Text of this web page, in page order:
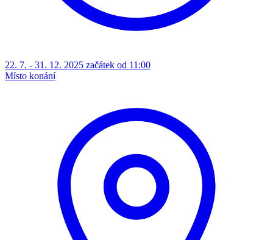
22. 7. - 31. 12. 2025 začátek od 11:00
Místo konání